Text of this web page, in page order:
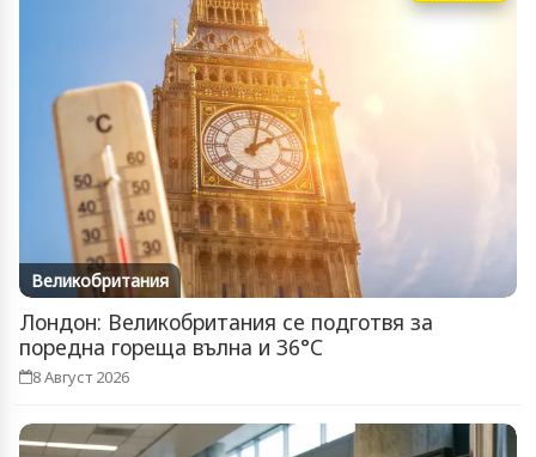
Великобритания
Лондон: Великобритания се подготвя за
поредна гореща вълна и 36°C
8 Август 2026